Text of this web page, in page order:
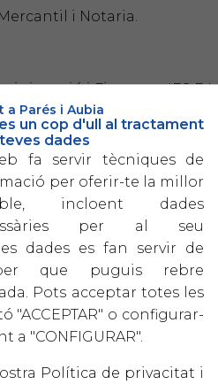
i Notaria.
i Finances, IES F.
Empreses;
i Fiscal, EADA - Escola
Comptable Nou PGC, URV
Econòmics - Financers,
- CEF - Centre Estudis
novetats fiscals.
a Parés i Aubia
un cop d'ull al tractament
dades
fa servir tècniques de
per oferir-te la millor
incloent dades
per al seu
dades es fan servir de
que puguis rebre
Pots acceptar totes les
"ACCEPTAR" o configurar-
a "CONFIGURAR".
Política de privacitat i